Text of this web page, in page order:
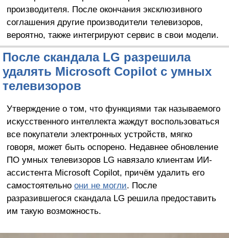
производителя. После окончания эксклюзивного
соглашения другие производители телевизоров,
вероятно, также интегрируют сервис в свои модели.
После скандала LG разрешила
удалять Microsoft Copilot с умных
телевизоров
Утверждение о том, что функциями так называемого
искусственного интеллекта жаждут воспользоваться
все покупатели электронных устройств, мягко
говоря, может быть оспорено. Недавнее обновление
ПО умных телевизоров LG навязало клиентам ИИ-
ассистента Microsoft Copilot, причём удалить его
самостоятельно они не могли. После
разразившегося скандала LG решила предоставить
им такую возможность.